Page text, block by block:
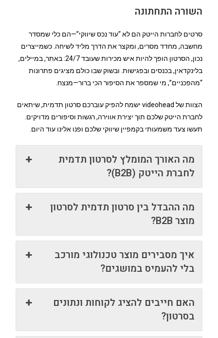
השורה התחתונה
סרטים לחברות הייטק הם לא “עוד נכס שיווקי”—הם כלי שמסדר
מחשבה, מחדד מסרים, ומקצר את הדרך מליד לשיחה. כשמייצרים
נכון, הסרטון הופך להיות איש מכירות שעובד 24/7: באתר, במיילים,
בלינקדאין, בכנסים ובפגישות. ובשוק שבו כולם מציגים פתרונות
“מהפכניים”, מי שמספר את הסיפור הכי ברור—מנצח.
הצוות של videohead ישמח להפיק עוברכם סרטון תדמית, שיתאים
לחברת הייטק שלכם תוך יצירת אווירה, רגשות וסיפורים מדויקים.
תעשו צעד משמעותי בקמפיין שיווקי שלכם ופנו אלינו עוד היום.
מה האורך המומלץ לסרטון תדמית
לחברת הייטק (B2B)?
מה ההבדל בין סרטון תדמית לסרטון
מוצר B2B?
איך מסבירים מוצר טכנולוגי מורכב
בלי להעמיס במושגים?
האם חייבים להציג לקוחות ונתונים
בסרטון?